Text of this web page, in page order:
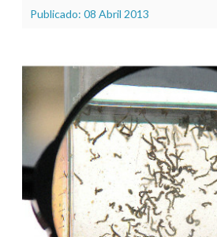
Publicado: 08 Abril 2013